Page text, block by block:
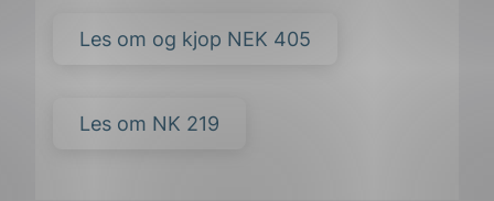
Les om og kjop NEK 405
Les om NK 219